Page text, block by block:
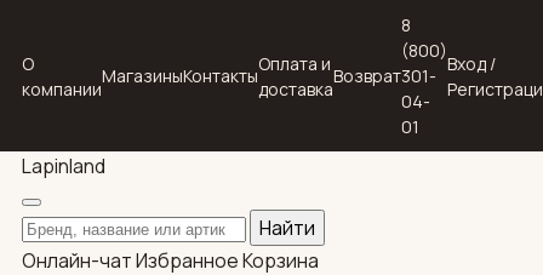
О
компании
МагазиныКонтакты
Оплата и
доставка
Возврат
8
(800)
301-
04-
01
Вход /
Lapinland
Поиск по каталогу
Найти
Онлайн-чатИзбранноеКорзина